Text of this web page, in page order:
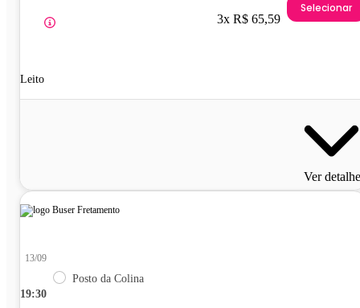
Leito
3x R$ 65,59
Selecionar
Ver
19:30
13/09
Posto da Colina